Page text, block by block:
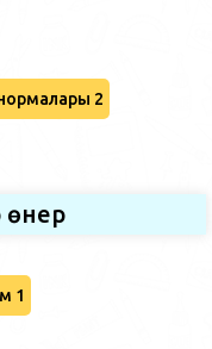
2
өнер
1